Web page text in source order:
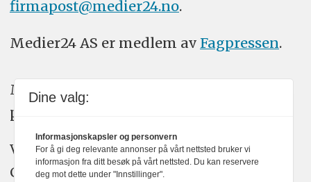
firmapost@medier24.no.
Medier24 AS er medlem av Fagpressen.
Medier24 arbeider etter Vær Varsom-
plakatens regler for god presseskikk.
Vi bruker KI-verktøy som ChatGPT,
Claude, og Gemini i journalistikken vår.
Dine valg:
Informasjonskapsler og personvern
For å gi deg relevante annonser på vårt nettsted bruker vi
informasjon fra ditt besøk på vårt nettsted. Du kan reservere
deg mot dette under "Innstillinger".